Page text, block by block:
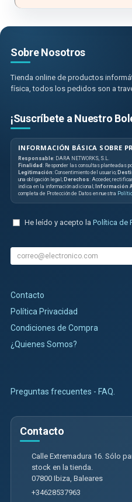
Sobre Nosotros
Tienda online de productos
física, todos los pedidos son a
¡Suscríbete a Nuestro
INFORMACIÓN BÁSICA SOBRE
Responsable: DARA NETWORKS, S.L.
Finalidad : Responder las consultas planteadas
Legitimación: Consentimiento del usuario;
una obligación legal; Derechos: Acceder,
indica en la información adicional; Información
completa de Protección de Datos en nuestra
He leído y acepto la Política de
Contacto
Política Privacidad
Condiciones de Compra
¿Quienes Somos?
Preguntas frecuentes - FAQ.
Contacto
Calle Extremadura 16. Sólo
stock en la tienda.
07800 Ibiza Baleares
+34628537963